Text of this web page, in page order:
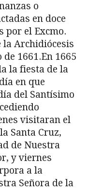
o
en doce
por el Excmo.
la Archi­diócesis
1661.En 1665
la fiesta de la
en que
del Santísimo
visitaran el
Santa Cruz,
de Nuestra
y viernes
a la
Señora de la